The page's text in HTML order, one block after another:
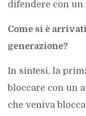
difendere con
Come si è
generazione?
In sintesi, la
bloccare con un
che veniva